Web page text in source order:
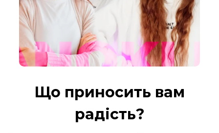
Що приносить вам
радість?